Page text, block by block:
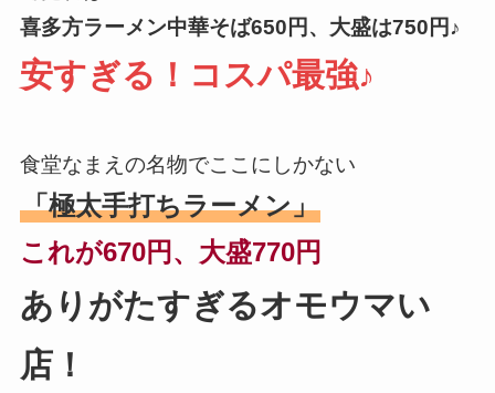
喜多方ラーメン中華そば650円、大盛は750円♪
安すぎる！コスパ最強♪
食堂なまえの名物でここにしかない
「極太手打ちラーメン」
これが670円、大盛770円
ありがたすぎるオモウマい
店！